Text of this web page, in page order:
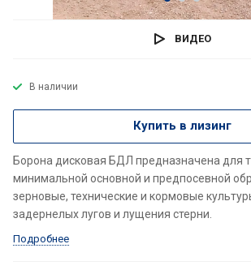
ВИДЕО
В наличии
Купить в лизинг
Борона дисковая БДЛ предназначена для
минимальной основной и предпосевной
зерновые, технические и кормовые
задернелых лугов и лущения стерни.
Подробнее